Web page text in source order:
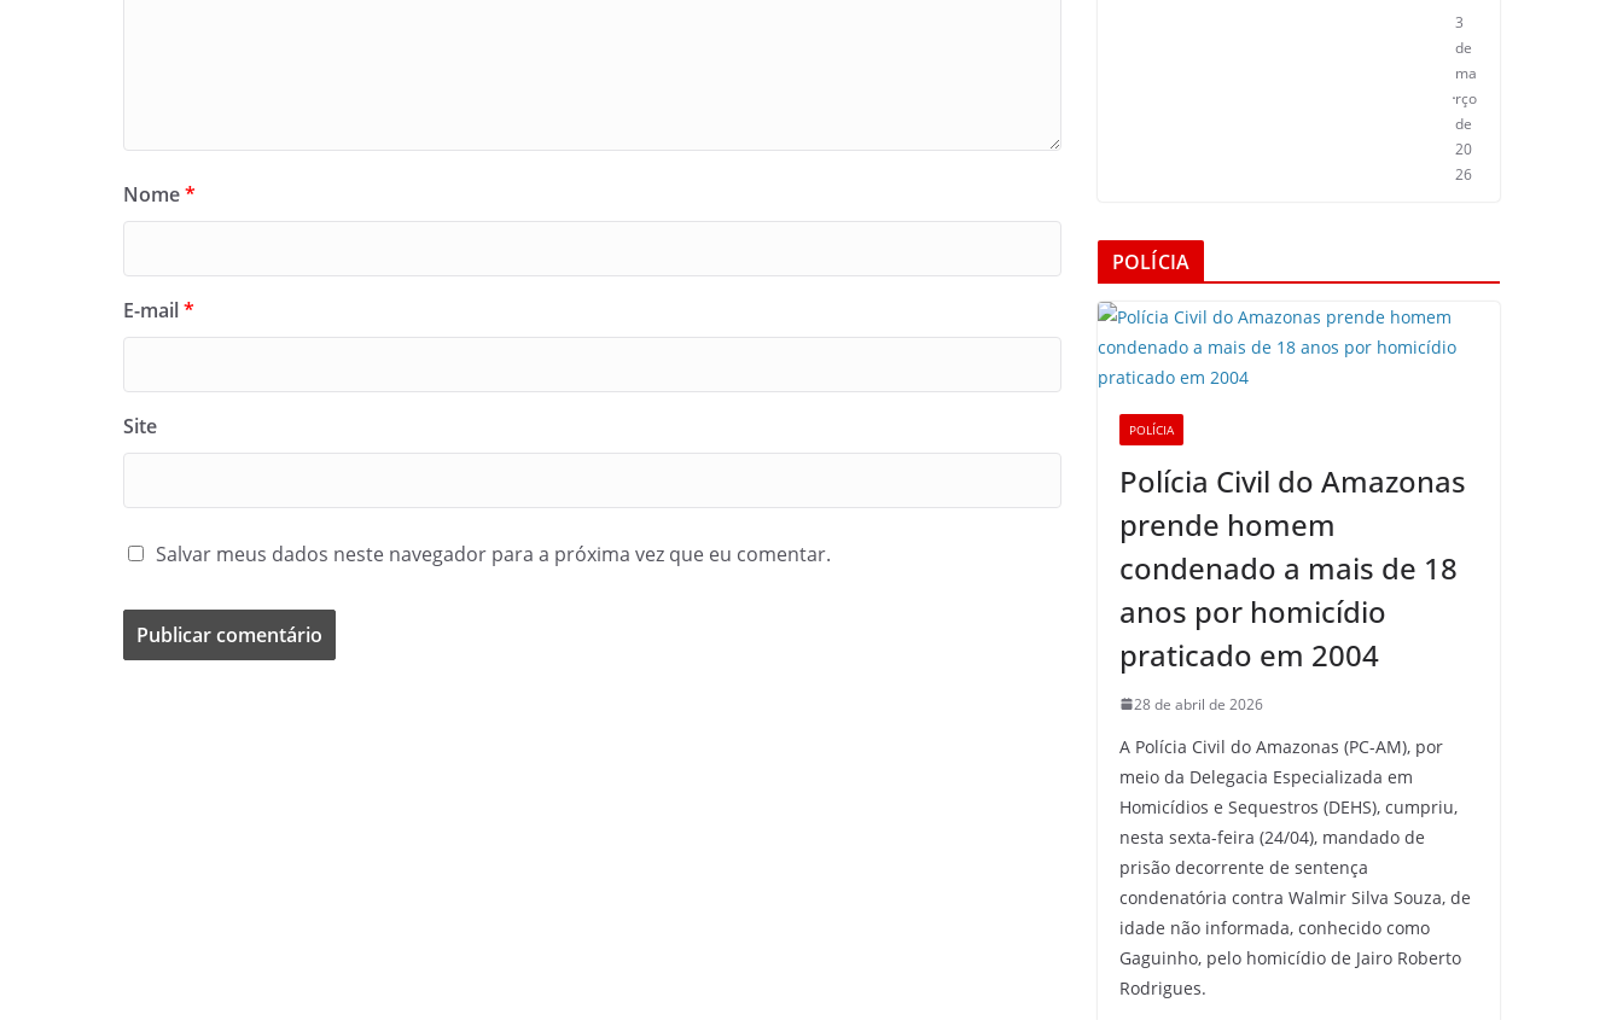
Nome*
E-mail*
Site
Salvar meus dados neste navegador para a próxima vez que eu comentar.
3
de
ma
rço
de
20
26
POLÍCIA
POLÍCIA
Polícia Civil do Amazonas
prende homem
condenado a mais de 18
anos por homicídio
praticado em 2004
28 de abril de 2026
A Polícia Civil do Amazonas (PC-AM), por
meio da Delegacia Especializada em
Homicídios e Sequestros (DEHS), cumpriu,
nesta sexta-feira (24/04), mandado de
prisão decorrente de sentença
condenatória contra Walmir Silva Souza, de
idade não informada, conhecido como
Gaguinho, pelo homicídio de Jairo Roberto
Rodrigues.